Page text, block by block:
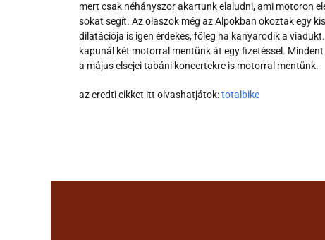
mert csak néhányszor akartunk elaludni, ami motoron
sokat segít. Az olaszok még az Alpokban okoztak egy
dilatációja is igen érdekes, főleg ha kanyarodik a
kapunál két motorral mentünk át egy fizetéssel.
a május elsejei tabáni koncertekre is motorral mentünk.
az eredti cikket itt olvashatjátok:totalbike